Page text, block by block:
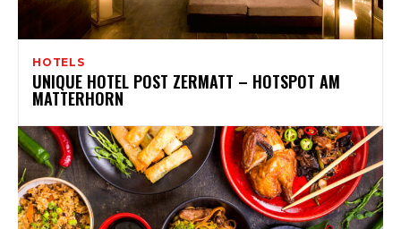
HOTELS
UNIQUE HOTEL POST ZERMATT – HOTSPOT AM
MATTERHORN